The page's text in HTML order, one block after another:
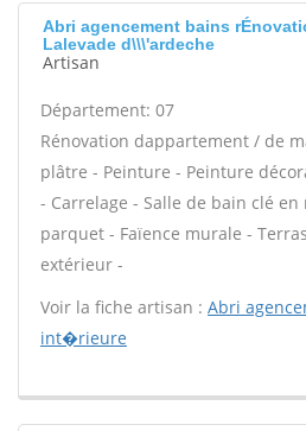
Abri agencement bains
Lalevade d\\\'ardeche
Artisan
Département: 07
Rénovation dappartement / de
plâtre - Peinture - Peinture
- Carrelage - Salle de bain clé
parquet - Faïence murale -
extérieur -
Voir la fiche artisan : Abri
int�rieure